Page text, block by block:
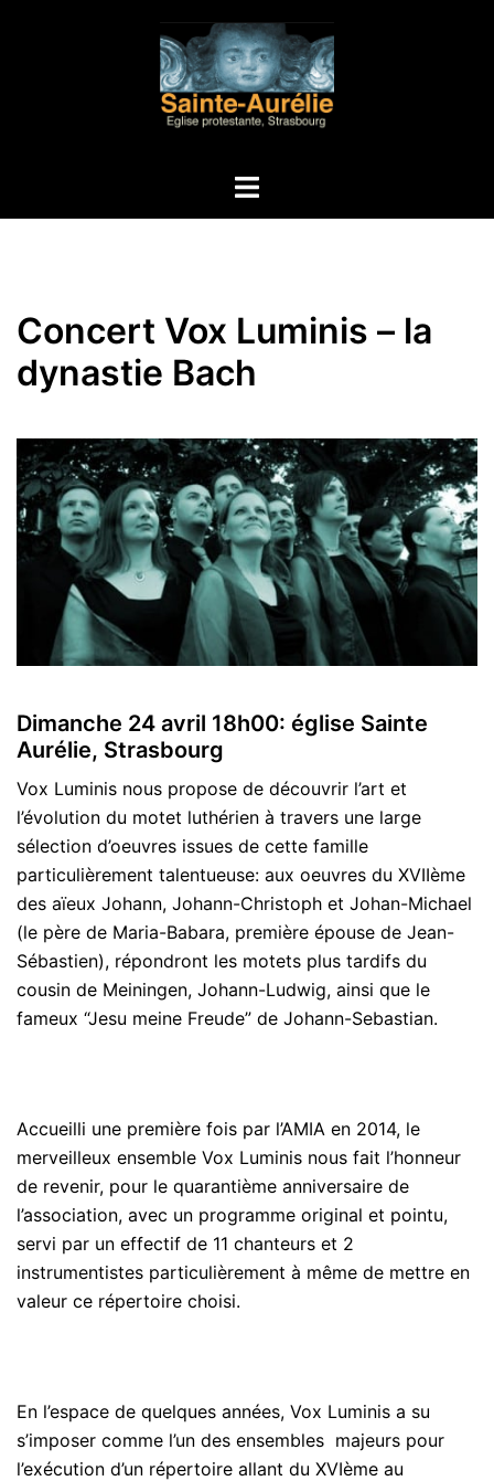
Ouvrir/fermer
Concert Vox Luminis – la
dynastie Bach
Dimanche 24 avril 18h00: église Sainte
Aurélie, Strasbourg
Vox Luminis nous propose de découvrir l’art et
l’évolution du motet luthérien à travers une large
sélection d’oeuvres issues de cette famille
particulièrement talentueuse: aux oeuvres du XVIIème
des aïeux Johann, Johann-Christoph et Johan-Michael
(le père de Maria-Babara, première épouse de Jean-
Sébastien), répondront les motets plus tardifs du
cousin de Meiningen, Johann-Ludwig, ainsi que le
fameux “Jesu meine Freude” de Johann-Sebastian.
Accueilli une première fois par l’AMIA en 2014, le
merveilleux ensemble Vox Luminis nous fait l’honneur
de revenir, pour le quarantième anniversaire de
l’association, avec un programme original et pointu,
servi par un effectif de 11 chanteurs et 2
instrumentistes particulièrement à même de mettre en
valeur ce répertoire choisi.
En l’espace de quelques années, Vox Luminis a su
s’imposer comme l’un des ensembles majeurs pour
l’exécution d’un répertoire allant du XVIème au